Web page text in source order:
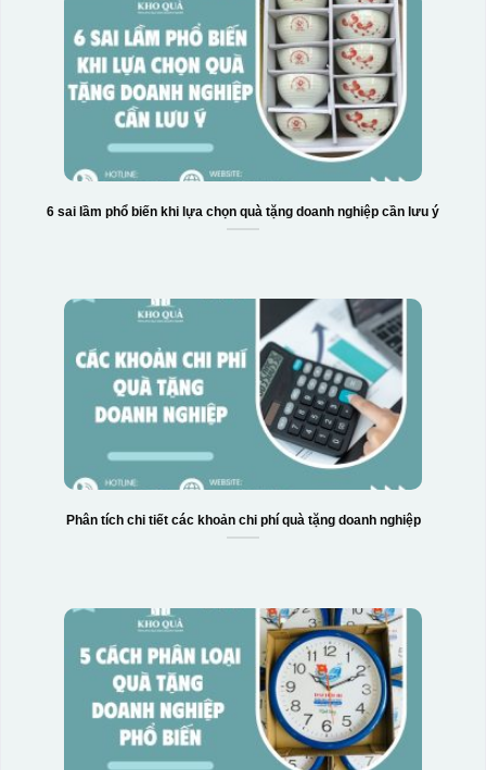
6 sai lầm phổ biến khi lựa chọn quà tặng doanh nghiệp cần lưu ý
Phân tích chi tiết các khoản chi phí quà tặng doanh nghiệp